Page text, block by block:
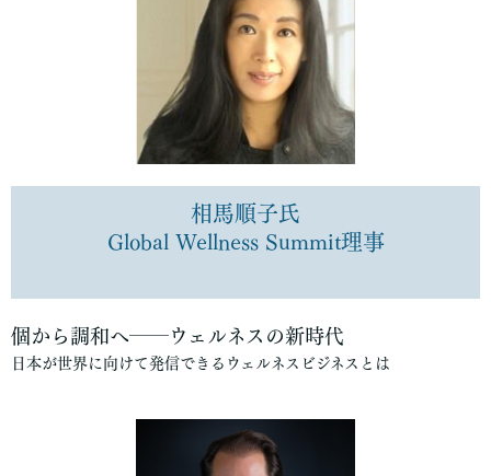
相馬順子氏
Global Wellness Summit理事
個から調和へ――ウェルネスの新時代
日本が世界に向けて発信できるウェルネスビジネスとは